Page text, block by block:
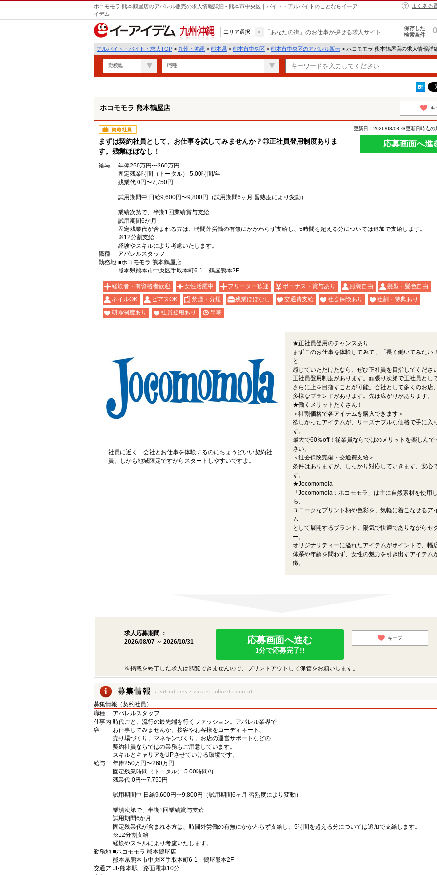
ホコモモラ 熊本鶴屋店のアパレル販売の求人情報詳細 - 熊本市中央区｜バイト・アルバイトのことならイーア
イデム
よくある
九州・沖縄
エリア選択 「あなたの街」のお仕事が探せる求人サイト
保存した
検索条件
0
アルバイト・バイト・求人TOP > 九州・沖縄 > 熊本県 > 熊本市中央区 > 熊本市中央区のアパレル販売 > ホコモモラ 熊本鶴屋店の求人情報詳
勤務地 職種
ホコモモラ 熊本鶴屋店 キ
契約社員
まずは契約社員として、お仕事を試してみませんか？◎正社員登用制度ありま
す。残業ほぼなし！
更新日：2026/08/08 ※更新日時点の
応募画面へ進
給与
年俸250万円〜260万円
固定残業時間（トータル） 5.00時間/年
残業代 0円〜7,750円
試用期間中 日給9,600円〜9,800円（試用期間6ヶ月 習熟度により変動）
業績次第で、半期1回業績賞与支給
試用期間6か月
固定残業代が含まれる方は、時間外労働の有無にかかわらず支給し、5時間を超える分については追加で支給します。
※12分割支給
経験やスキルにより考慮いたします。
職種
アパレルスタッフ
勤務地 ■ホコモモラ 熊本鶴屋店
熊本県熊本市中央区手取本町6-1 鶴屋熊本2F
経験者・有資格者歓迎 女性活躍中 フリーター歓迎 ボーナス・賞与あり 服装自由
髪型・髪色自由
ネイルOK
ピアスOK 禁煙・分煙 残業ほぼなし 交通費支給 社会保険あり
社割・特典あり
研修制度あり
社員登用あり 早朝
社員に近く、会社とお仕事を体験するのにちょうどいい契約社
員。しかも地域限定ですからスタートしやすいですよ。
★正社員登用のチャンスあり
まずこのお仕事を体験してみて、「長く働いてみたい！
と
感じていただけたなら、ぜひ正社員を目指してください
正社員登用制度があります。頑張り次第で正社員とし
さらに上を目指すことが可能。会社として多くのお店、
多様なブランドがあります。先は広がりがあります。
★働くメリットたくさん！
＜社割価格で各アイテムを購入できます＞
欲しかったアイテムが、リーズナブルな価格で手に入
す。
最大で60％off！従業員ならではのメリットを楽しんで
さい。
＜社会保険完備・交通費支給＞
条件はありますが、しっかり対応していきます。安心
す。
★Jocomomola
「Jocomomola：ホコモモラ」は主に自然素材を使用
ら、
ユニークなプリント柄や色彩を、気軽に着こなせるア
ム
として展開するブランド。陽気で快適でありながらセ
ー。
オリジナリティーに溢れたアイテムがポイントで、幅
体系や年齢を問わず、女性の魅力を引き出すアイテム
徴。
求人応募期間 ：
2026/08/07 ～ 2026/10/31
応募画面へ進む
1分で応募完了!!
キープ
※掲載を終了した求人は閲覧できませんので、プリントアウトして保管をお願いします。
募集情報（契約社員）
職種
アパレルスタッフ
仕事内
容
時代ごと、流行の最先端を行くファッション。アパレル業界で
お仕事してみませんか。接客やお客様をコーディネート、
売り場づくり、マネキンづくり、お店の運営サポートなどの
契約社員ならではの業務もご用意しています。
スキルとキャリアをUPさせていける環境です。
給与
年俸250万円〜260万円
固定残業時間（トータル） 5.00時間/年
残業代 0円〜7,750円
試用期間中 日給9,600円〜9,800円（試用期間6ヶ月 習熟度により変動）
業績次第で、半期1回業績賞与支給
試用期間6か月
固定残業代が含まれる方は、時間外労働の有無にかかわらず支給し、5時間を超える分については追加で支給します。
※12分割支給
経験やスキルにより考慮いたします。
勤務地 ■ホコモモラ 熊本鶴屋店
熊本県熊本市中央区手取本町6-1 鶴屋熊本2F
交通ア JR熊本駅 路面電車10分